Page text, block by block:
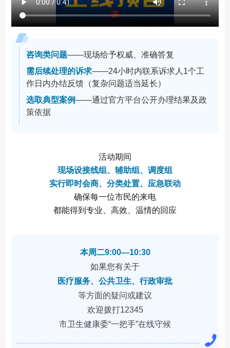
咨询类问题——现场给予权威、准确答复
需后续处理的诉求——24小时内联系诉求人 1个工
作日内办结反馈（复杂问题适当延长）
选取典型案例——通过官方平台公开办理结果及政
策依据
活动期间
现场设接线组、辅助组、调度组
实行即时会商、分类处置、应急联动
确保每一位市民的来电
都能得到专业、高效、温情的回应
本周二9:00—10:30
如果您有关于
医疗服务、公共卫生、行政审批
等方面的疑问或建议
欢迎拨打12345
市卫生健康委“一把手”在线守候